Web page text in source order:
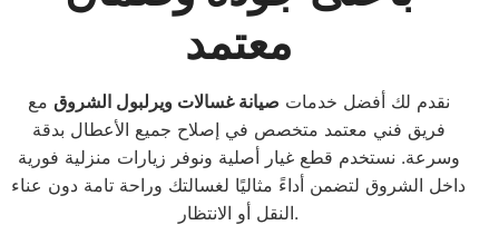
معتمد
نقدم لك أفضل خدمات صيانة غسالات ويرلبول الشروق مع
فريق فني معتمد متخصص في إصلاح جميع الأعطال بدقة
وسرعة. نستخدم قطع غيار أصلية ونوفر زيارات منزلية فورية
داخل الشروق لتضمن أداءً مثاليًا لغسالتك وراحة تامة دون عناء
النقل أو الانتظار.